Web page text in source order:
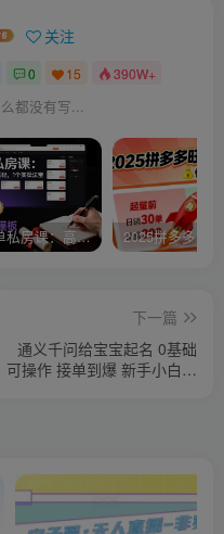
关注
0 15 390W+
都没有写...
淘高客单私房课：高客单成交的3个核心基础，1个实操法宝
下一篇
通义千问给宝宝起名 0基础
可操作 接单到爆 新手小白日